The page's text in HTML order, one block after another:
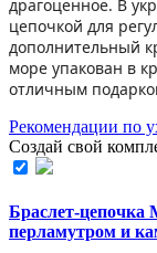
драгоценное. В
цепочкой для
дополнительный
море упакован в
отличным
Рекомендации по
Создай свой
Браслет-цепочка
перламутром и